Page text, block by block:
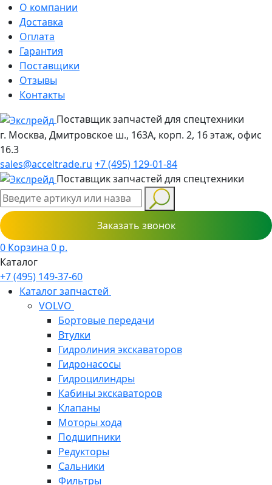
О компании
Доставка
Оплата
Гарантия
Поставщики
Отзывы
Контакты
Поставщик запчастей для спецтехники
г. Москва, Дмитровское ш., 163А, корп. 2, 16 этаж, офис
16.3
sales@acceltrade.ru +7 (495) 129-01-84
Поставщик запчастей для спецтехники
Заказать звонок
0 Корзина 0 р.
Каталог
+7 (495) 149-37-60
Каталог запчастей
VOLVO
Бортовые передачи
Втулки
Гидролиния экскаваторов
Гидронасосы
Гидроцилиндры
Кабины экскаваторов
Клапаны
Моторы хода
Подшипники
Редукторы
Сальники
Фильтры